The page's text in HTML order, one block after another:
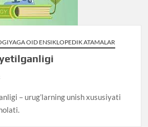
OID ENSIKLOPEDIK ATAMALAR
– urug’larning unish xususiyati